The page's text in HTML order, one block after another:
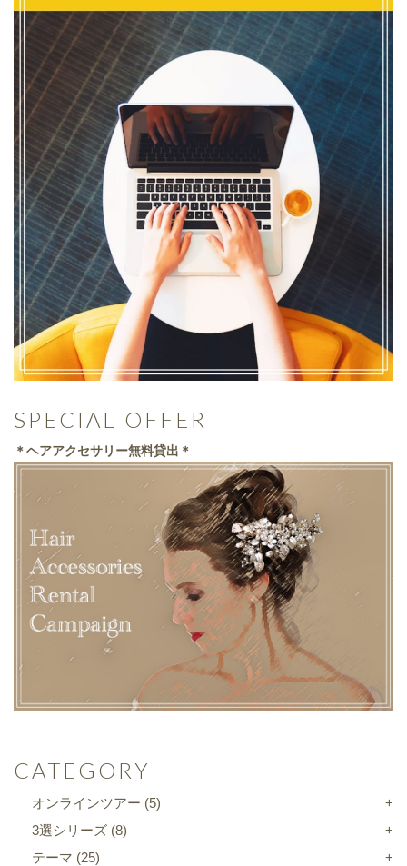
SPECIAL OFFER
＊ヘアアクセサリー無料貸出＊
CATEGORY
オンラインツアー (5)
3選シリーズ (8)
テーマ (25)